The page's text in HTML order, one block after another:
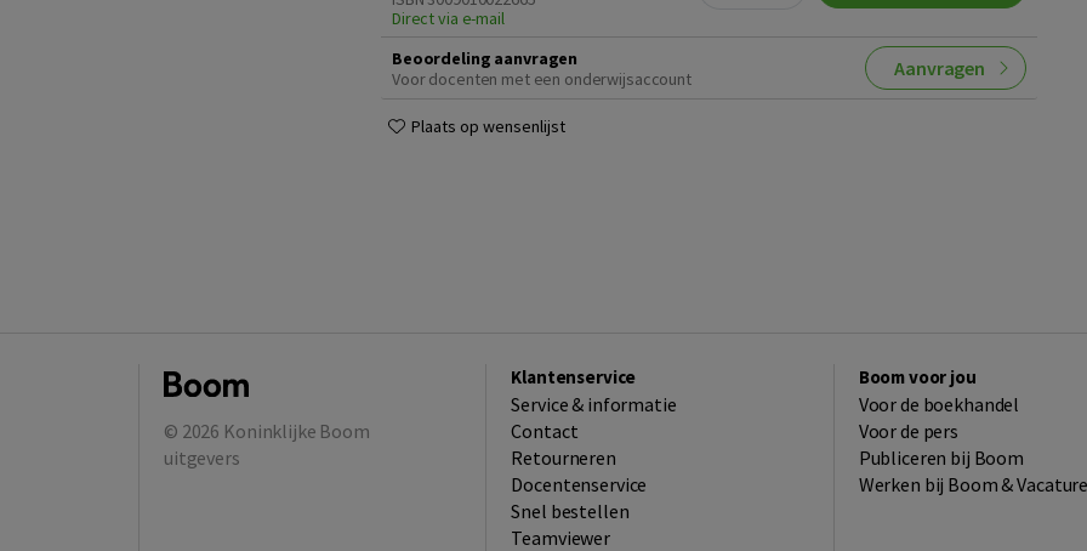
Direct via e-mail
Beoordeling aanvragen
Voor docenten met een onderwijsaccount
Aanvragen
Plaats op wensenlijst
© 2026 Koninklijke Boom
uitgevers
Klantenservice
Service & informatie
Contact
Retourneren
Docentenservice
Snel bestellen
Teamviewer
Boom voor jou
Voor de boekhandel
Voor de pers
Publiceren bij Boom
Werken bij Boom &